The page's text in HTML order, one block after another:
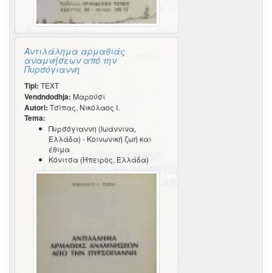
Αντιλάλημα αρμαθιάς
αναμνήσεων από την
Πυρσόγιαννη
Tipi: TEXT
Vendndodhja: Μαρούσι
Autori: Τσίπας, Νικόλαος Ι.
Tema:
Πυρσόγιαννη (Ιωάννινα,
Ελλάδα) - Κοινωνική ζωή και
έθιμα
Κόνιτσα (Ήπειρος, Ελλάδα)